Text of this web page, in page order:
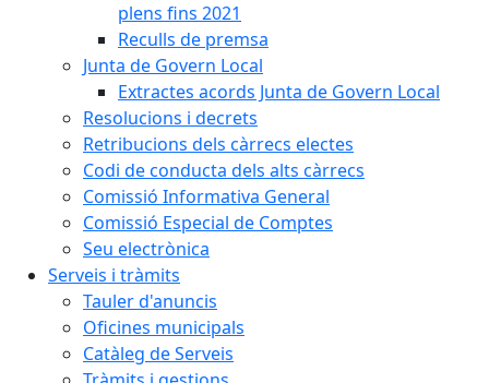
plens fins 2021
Reculls de premsa
Junta de Govern Local
Extractes acords Junta de Govern Local
Resolucions i decrets
Retribucions dels càrrecs electes
Codi de conducta dels alts càrrecs
Comissió Informativa General
Comissió Especial de Comptes
Seu electrònica
Serveis i tràmits
Tauler d'anuncis
Oficines municipals
Catàleg de Serveis